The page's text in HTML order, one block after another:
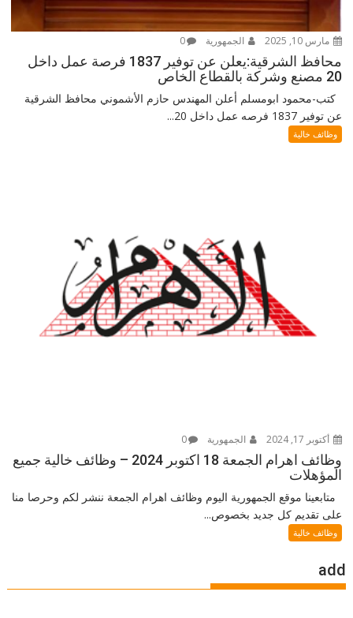
مارس 10, 2025 الجمهورية 0
محافظ الشرقية:يعلن عن توفير 1837 فرصة عمل داخل
20 مصنع وشركة بالقطاع الخاص
كتب-محمود ابومسلم أعلن المهندس حازم الأشموني محافظ الشرقية
عن توفير 1837 فرصه عمل داخل 20...
وظائف خالية
أكتوبر 17, 2024 الجمهورية 0
وظائف اهرام الجمعة 18 اكتوبر 2024 – وظائف خالية جميع
المؤهلات
متابعينا موقع الجمهورية اليوم وظائف اهرام الجمعة ننشر لكم وحرصا منا
على تقديم كل جديد بخصوص...
وظائف خالية
add